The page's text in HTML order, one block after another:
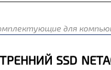
для
SSD